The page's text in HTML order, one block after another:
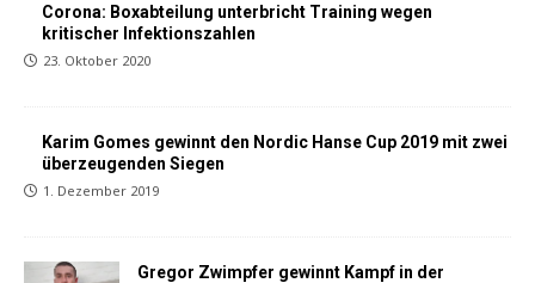
Corona: Boxabteilung unterbricht Training wegen
kritischer Infektionszahlen
23. Oktober 2020
Karim Gomes gewinnt den Nordic Hanse Cup 2019 mit zwei
überzeugenden Siegen
1. Dezember 2019
Gregor Zwimpfer gewinnt Kampf in der